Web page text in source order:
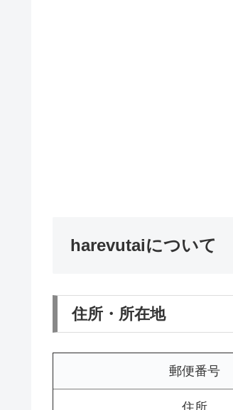
harevutaiについて
住所・所在地
郵便番号
住所